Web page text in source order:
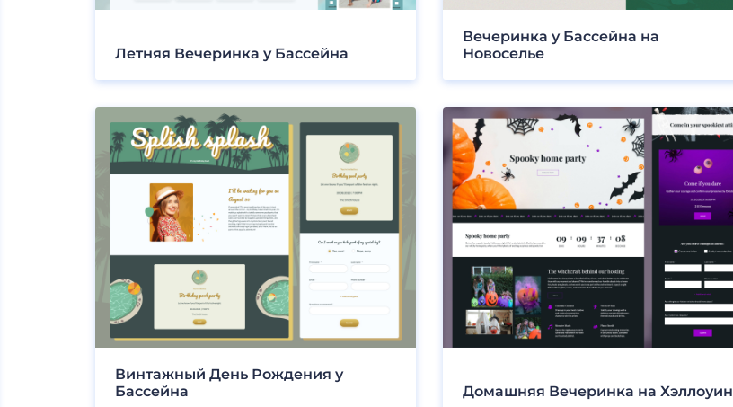
Летняя Вечеринка у Бассейна
Вечеринка у Бассейна на
Новоселье
Винтажный День Рождения у
Бассейна
Домашняя Вечеринка на Хэллоуин